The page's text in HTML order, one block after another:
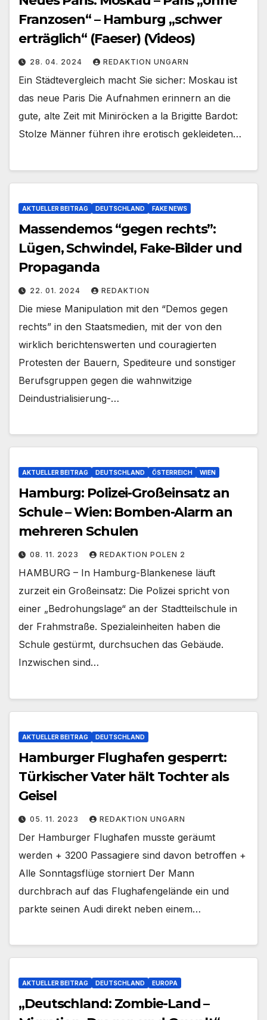
Franzosen“ – Hamburg „schwer
erträglich“ (Faeser) (Videos)
28. 04. 2024 REDAKTION UNGARN
Ein Städtevergleich macht Sie sicher: Moskau ist
das neue Paris Die Aufnahmen erinnern an die
gute, alte Zeit mit Miniröcken a la Brigitte Bardot:
Stolze Männer führen ihre erotisch gekleideten…
AKTUELLER BEITRAG DEUTSCHLAND FAKE NEWS
Massendemos “gegen rechts”:
Lügen, Schwindel, Fake-Bilder und
Propaganda
22. 01. 2024 REDAKTION
Die miese Manipulation mit den “Demos gegen
rechts” in den Staatsmedien, mit der von den
wirklich berichtenswerten und couragierten
Protesten der Bauern, Spediteure und sonstiger
Berufsgruppen gegen die wahnwitzige
Deindustrialisierung-…
AKTUELLER BEITRAG DEUTSCHLAND ÖSTERREICH WIEN
Hamburg: Polizei-Großeinsatz an
Schule – Wien: Bomben-Alarm an
mehreren Schulen
08. 11. 2023 REDAKTION POLEN 2
HAMBURG – In Hamburg-Blankenese läuft
zurzeit ein Großeinsatz: Die Polizei spricht von
einer „Bedrohungslage“ an der Stadtteilschule in
der Frahmstraße. Spezialeinheiten haben die
Schule gestürmt, durchsuchen das Gebäude.
Inzwischen sind…
AKTUELLER BEITRAG DEUTSCHLAND
Hamburger Flughafen gesperrt:
Türkischer Vater hält Tochter als
Geisel
05. 11. 2023 REDAKTION UNGARN
Der Hamburger Flughafen musste geräumt
werden + 3200 Passagiere sind davon betroffen +
Alle Sonntagsflüge storniert Der Mann
durchbrach auf das Flughafengelände ein und
parkte seinen Audi direkt neben einem…
AKTUELLER BEITRAG DEUTSCHLAND EUROPA
„Deutschland: Zombie-Land –